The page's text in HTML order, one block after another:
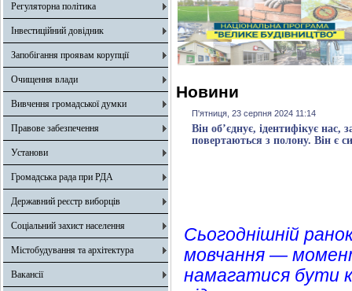
Регуляторна політика
Інвестиційний довідник
Запобігання проявам корупції
Очищення влади
Вивчення громадської думки
Правове забезпечення
Установи
Громадська рада при РДА
Державний реєстр виборців
Соціальний захист населення
Містобудування та архітектура
Вакансії
Новини
П'ятниця, 23 серпня 2024 11:14
Він об’єднує, ідентифікує
повертаються з полону. Він є
Сьогоднішній
мовчання —
намагатися бути